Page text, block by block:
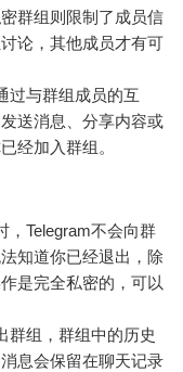
群组则限制了成员信
论，其他成员才有可
过与群组成员的互
送消息、分享内容或
经加入群组。
，Telegram不会向群
知道你已经退出，除
是完全私密的，可以
群组，群组中的历史
息会保留在聊天记录